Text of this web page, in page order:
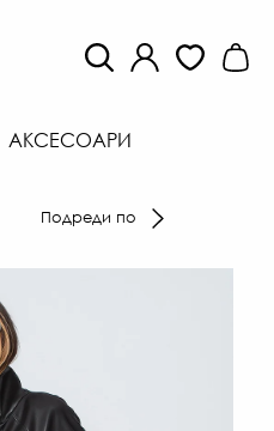
АКСЕСОАРИ
Подреди по